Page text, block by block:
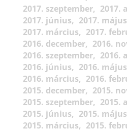
2017. szeptember
2017.
2017. június
2017. május
2017. március
2017.
2016. december
2016.
2016. szeptember
2016.
2016. június
2016. május
2016. március
2016.
2015. december
2015.
2015. szeptember
2015.
2015. június
2015. május
2015. március
2015.